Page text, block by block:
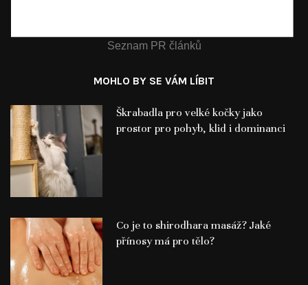
Seznam PR článků
MOHLO BY SE VÁM LÍBIT
Škrabadla pro velké kočky jako
prostor pro pohyb, klid i dominanci
Co je to shirodhara masáž? Jaké
přínosy má pro tělo?